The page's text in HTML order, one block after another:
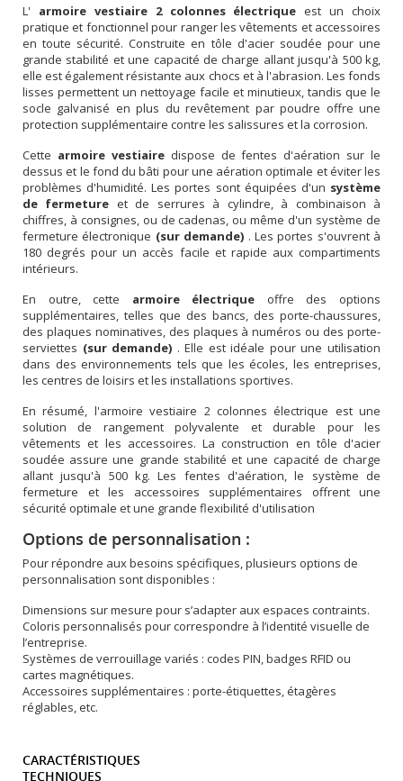
L' armoire vestiaire 2 colonnes électrique est un choix
pratique et fonctionnel pour ranger les vêtements et accessoires
en toute sécurité. Construite en tôle d'acier soudée pour une
grande stabilité et une capacité de charge allant jusqu'à 500 kg,
elle est également résistante aux chocs et à l'abrasion. Les fonds
lisses permettent un nettoyage facile et minutieux, tandis que le
socle galvanisé en plus du revêtement par poudre offre une
protection supplémentaire contre les salissures et la corrosion.
Cette armoire vestiairedispose de fentes d'aération sur le
dessus et le fond du bâti pour une aération optimale et éviter les
problèmes d'humidité. Les portes sont équipées d'un système
de fermeture et de serrures à cylindre, à combinaison à
chiffres, à consignes, ou de cadenas, ou même d'un système de
fermeture électronique (sur demande) . Les portes s'ouvrent à
180 degrés pour un accès facile et rapide aux compartiments
intérieurs.
En outre, cette armoire électrique offre des options
supplémentaires, telles que des bancs, des porte-chaussures,
des plaques nominatives, des plaques à numéros ou des porte-
serviettes (sur demande) . Elle est idéale pour une utilisation
dans des environnements tels que les écoles, les entreprises,
les centres de loisirs et les installations sportives.
En résumé, l'armoire vestiaire 2 colonnes électrique est une
solution de rangement polyvalente et durable pour les
vêtements et les accessoires. La construction en tôle d'acier
soudée assure une grande stabilité et une capacité de charge
allant jusqu'à 500 kg. Les fentes d'aération, le système de
fermeture et les accessoires supplémentaires offrent une
sécurité optimale et une grande flexibilité d'utilisation
Options de personnalisation :
Pour répondre aux besoins spécifiques, plusieurs options de
personnalisation sont disponibles :
Dimensions sur mesure pour s’adapter aux espaces contraints.
Coloris personnalisés pour correspondre à l’identité visuelle de
l’entreprise.
Systèmes de verrouillage variés : codes PIN, badges RFID ou
cartes magnétiques.
Accessoires supplémentaires : porte-étiquettes, étagères
réglables, etc.
CARACTÉRISTIQUES
TECHNIQUES